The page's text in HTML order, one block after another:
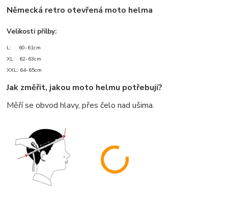
Německá retro otevřená moto helma
Velikosti přilby:
L: 60-61cm
XL: 62-63cm
XXL: 64-65cm
Jak změřit, jakou moto helmu potřebuji?
Měří se obvod hlavy, přes čelo nad ušima.